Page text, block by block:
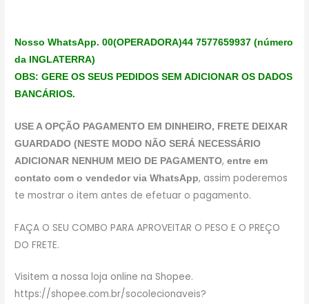
Nosso WhatsApp. 00(OPERADORA)44 7577659937 (número
da INGLATERRA)
OBS: GERE OS SEUS PEDIDOS SEM ADICIONAR OS DADOS
BANCÁRIOS.
USE A OPÇÃO PAGAMENTO EM DINHEIRO, FRETE DEIXAR
GUARDADO (NESTE MODO NÃO SERÁ NECESSÁRIO
ADICIONAR NENHUM MEIO DE PAGAMENTO,entre em
contato com o vendedor via WhatsApp, assim poderemos
te mostrar o item antes de efetuar o pagamento.
FAÇA O SEU COMBO PARA APROVEITAR O PESO E O PREÇO
DO FRETE.
Visitem a nossa loja online na Shopee.
https://shopee.com.br/socolecionaveis?